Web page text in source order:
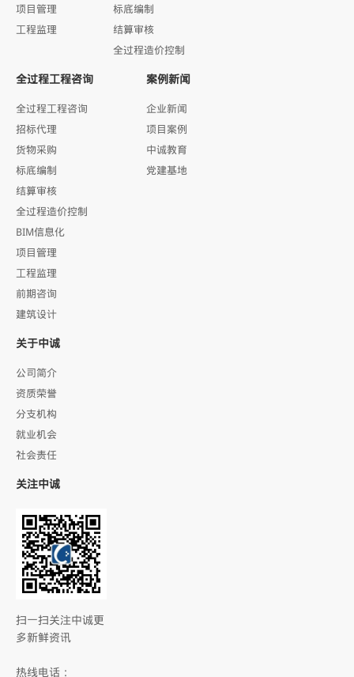
项目管理
工程监理
标底编制
结算审核
全过程造价控制
全过程工程咨询
全过程工程咨询
招标代理
货物采购
标底编制
结算审核
全过程造价控制
BIM信息化
项目管理
工程监理
前期咨询
建筑设计
案例新闻
企业新闻
项目案例
中诚教育
党建基地
关于中诚
公司简介
资质荣誉
分支机构
就业机会
社会责任
关注中诚
扫一扫关注中诚更
多新鲜资讯
热线电话：